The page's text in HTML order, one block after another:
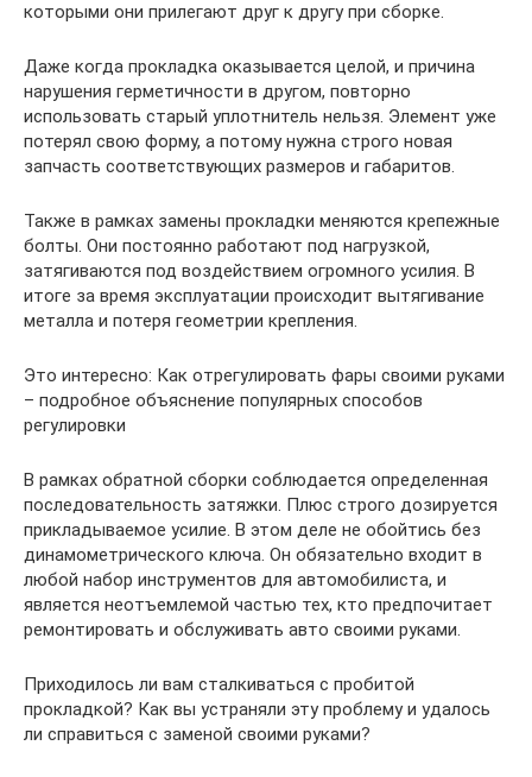
которыми они прилегают друг к другу при сборке.
Даже когда прокладка оказывается целой, и причина
нарушения герметичности в другом, повторно
использовать старый уплотнитель нельзя. Элемент уже
потерял свою форму, а потому нужна строго новая
запчасть соответствующих размеров и габаритов.
Также в рамках замены прокладки меняются крепежные
болты. Они постоянно работают под нагрузкой,
затягиваются под воздействием огромного усилия. В
итоге за время эксплуатации происходит вытягивание
металла и потеря геометрии крепления.
Это интересно: Как отрегулировать фары своими руками
– подробное объяснение популярных способов
регулировки
В рамках обратной сборки соблюдается определенная
последовательность затяжки. Плюс строго дозируется
прикладываемое усилие. В этом деле не обойтись без
динамометрического ключа. Он обязательно входит в
любой набор инструментов для автомобилиста, и
является неотъемлемой частью тех, кто предпочитает
ремонтировать и обслуживать авто своими руками.
Приходилось ли вам сталкиваться с пробитой
прокладкой? Как вы устраняли эту проблему и удалось
ли справиться с заменой своими руками?